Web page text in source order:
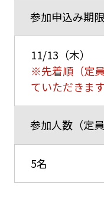
参加申込み期限
11/13（木）
※先着順（定
ていただきます
参加人数（定員
5名